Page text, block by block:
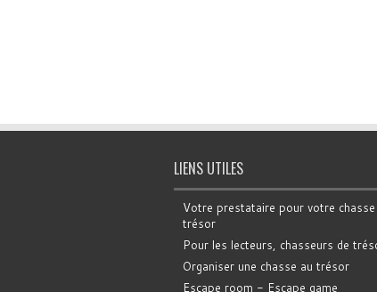
LIENS UTILES
Votre prestataire pour votre chasse
trésor
Pour les lecteurs, chasseurs de
Organiser une chasse au trésor
Escape room - Escape game